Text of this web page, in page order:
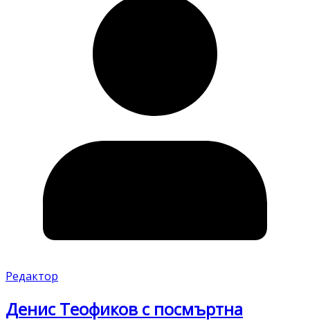
Редактор
Денис Теофиков с посмъртна